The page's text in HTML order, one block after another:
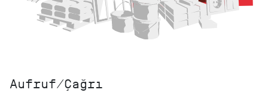
Aufruf/Çağrı